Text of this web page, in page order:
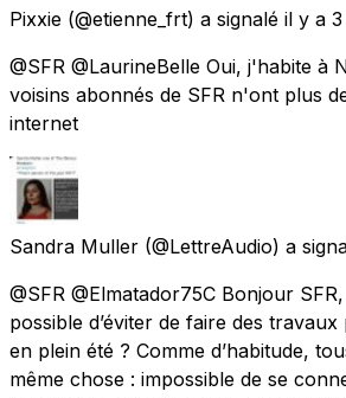
Pixxie (@etienne_frt) a signalé il y a
@SFR @LaurineBelle Oui, j'habite à
voisins abonnés de SFR n'ont plus
internet
Sandra Muller (@LettreAudio) a
@SFR @Elmatador75C Bonjour
possible d’éviter de faire des
en plein été ? Comme d’habitude,
même chose : impossible de se